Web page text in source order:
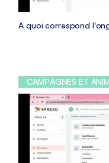
A quoi correspond
CAMPAGNES ET